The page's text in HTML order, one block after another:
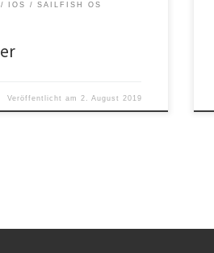
IOS SAILFISH OS
Veröffentlicht am 2. August 2019